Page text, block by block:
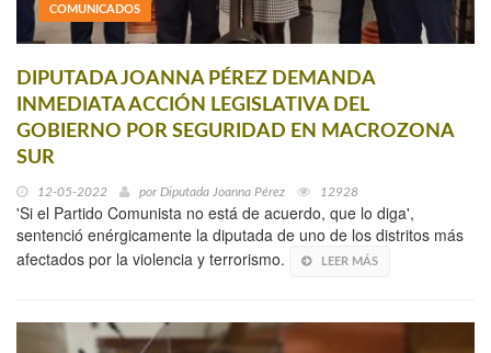
COMUNICADOS
DIPUTADA JOANNA PÉREZ DEMANDA
INMEDIATA ACCIÓN LEGISLATIVA DEL
GOBIERNO POR SEGURIDAD EN MACROZONA
SUR
12-05-2022 por Diputada Joanna Pérez 12928
'Si el Partido Comunista no está de acuerdo, que lo diga',
sentenció enérgicamente la diputada de uno de los distritos más
afectados por la violencia y terrorismo.
LEER MÁS